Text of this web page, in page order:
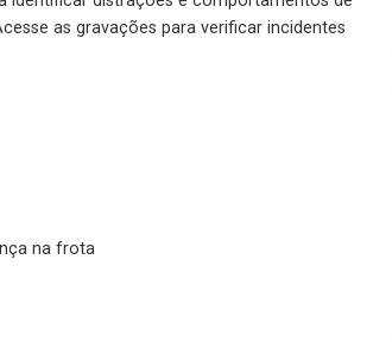
as gravações para verificar incidentes
na frota